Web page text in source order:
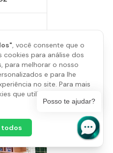
, você consente que o
cookies para análise dos
para melhorar o nosso
e para lhe
no site. Para mais
que utilizamos, abra as
Posso te ajudar?